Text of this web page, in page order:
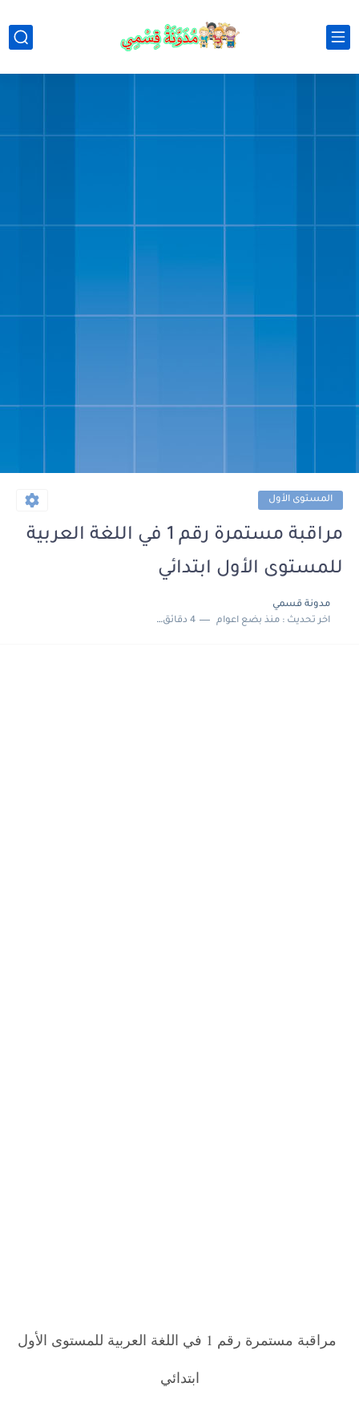
المستوى الأول
مراقبة مستمرة رقم 1 في اللغة العربية
للمستوى الأول ابتدائي
مدونة قسمي
اخر تحديث :منذ بضع اعوام 4 دقائق للقراءة
مراقبة مستمرة رقم 1 في اللغة العربية للمستوى الأول
ابتدائي